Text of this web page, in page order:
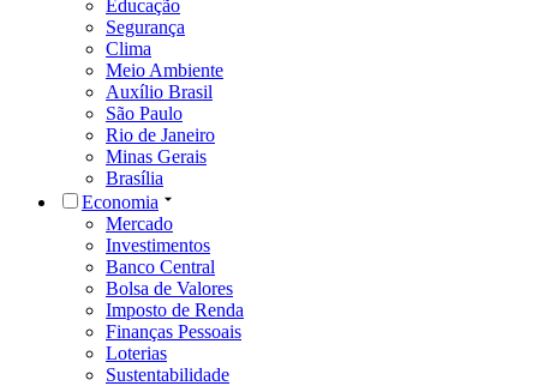
Educação
Segurança
Clima
Meio Ambiente
Auxílio Brasil
São Paulo
Rio de Janeiro
Minas Gerais
Brasília
Economia
Mercado
Investimentos
Banco Central
Bolsa de Valores
Imposto de Renda
Finanças Pessoais
Loterias
Sustentabilidade